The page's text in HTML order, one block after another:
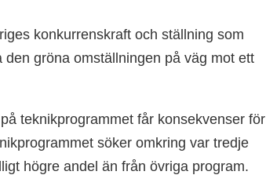
konkurrenskraft och ställning som
gröna omställningen på väg mot ett
teknikprogrammet får konsekvenser för
söker omkring var tredje
högre andel än från övriga program.